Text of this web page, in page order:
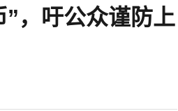
，吁公众谨防上